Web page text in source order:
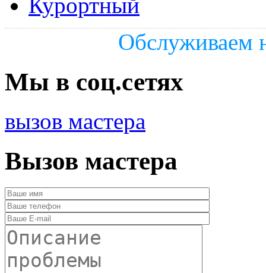
Обслуживаем
Мы в соц.сетях
вызов мастера
Вызов мастера